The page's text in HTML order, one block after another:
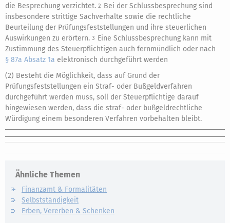
die Besprechung verzichtet. 2 Bei der Schlussbesprechung sind
insbesondere strittige Sachverhalte sowie die rechtliche
Beurteilung der Prüfungsfeststellungen und ihre steuerlichen
Auswirkungen zu erörtern. 3 Eine Schlussbesprechung kann mit
Zustimmung des Steuerpflichtigen auch fernmündlich oder nach
§ 87a Absatz 1a elektronisch durchgeführt werden
(2) Besteht die Möglichkeit, dass auf Grund der
Prüfungsfeststellungen ein Straf- oder Bußgeldverfahren
durchgeführt werden muss, soll der Steuerpflichtige darauf
hingewiesen werden, dass die straf- oder bußgeldrechtliche
Würdigung einem besonderen Verfahren vorbehalten bleibt.
Ähnliche Themen
Finanzamt & Formalitäten
Selbstständigkeit
Erben, Vererben & Schenken